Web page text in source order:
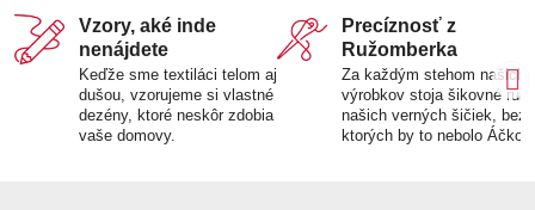
Vzory, aké inde
nenájdete
Keďže sme textiláci telom aj
dušou, vzorujeme si vlastné
dezény, ktoré neskôr zdobia
vaše domovy.
Precíznosť z
Ružomberka
Za každým stehom našich
výrobkov stoja šikovné ruky
našich verných šičiek, bez
ktorých by to nebolo Áčko.